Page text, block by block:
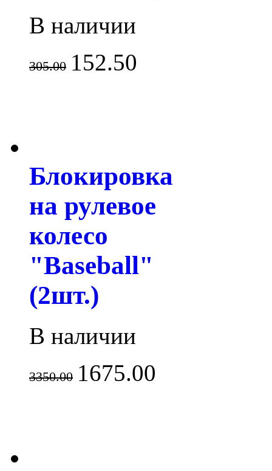
В наличии
305.00 152.50
Блокировка
на рулевое
колесо
"Baseball"
(2шт.)
В наличии
3350.00 1675.00